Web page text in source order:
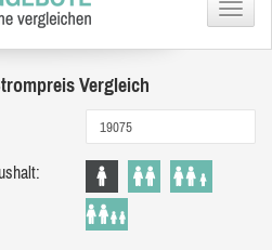
Menü
Vergleich